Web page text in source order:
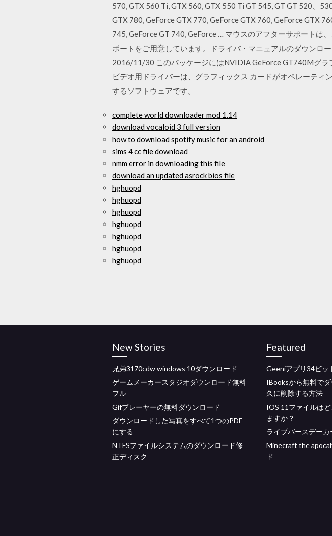
570, GTX 560 Ti, GTX 560, GTX 550 Ti GT 545, GT GT 520、
GTX 780, GeForce GTX 770, GeForce GTX 760, GeForce GTX
745, GeForce GT 740, GeForce … マウスのアフターサポートは
ポートをご用意しています。ドライバ・マニュアルのダウンロ
2016/11/30 このパッケージにはNVIDIA GeForce GT740Mグ
ビデオ用ドライバーは、グラフィックス カードがオペレーテ
するソフトウェアです。
complete world downloader mod 1.14
download vocaloid 3 full version
how to download spotify music for an android
sims 4 cc file download
nmm error in downloading this file
download an updated asrock bios file
hghuopd
hghuopd
hghuopd
hghuopd
hghuopd
hghuopd
hghuopd
New Stories
兄弟3170cdw windows 10ダウンロード
ゲームメーカースタジオダウンロード無料
フル
Gifプレーヤーの無料ダウンロード
ダウンロードした写真をすべて1つのPDF
にする
NTFSファイルシステムのダウンロード修
正ディスク
Featured
Geeniアプリ34ビッ
IBooksから無料で
久に削除する方法
IOS 11ファイルは
ますか？
ライブバースデー
Minecraft the
ド